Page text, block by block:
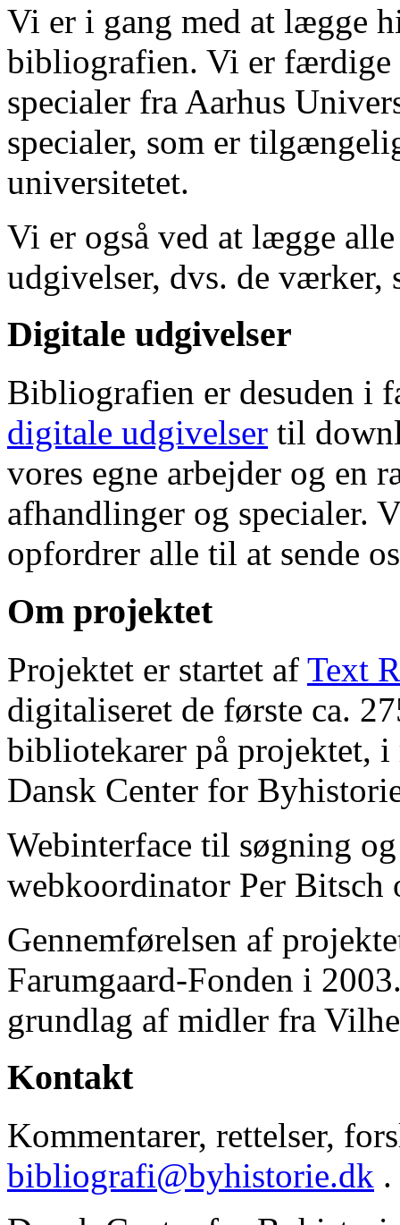
Vi er i gang med at lægge
bibliografien. Vi er færdige
specialer fra Aarhus
specialer, som er
universitetet.
Vi er også ved at lægge
udgivelser, dvs. de værker,
Digitale udgivelser
Bibliografien er desuden i
digitale udgivelser til
vores egne arbejder og en
afhandlinger og specialer.
opfordrer alle til at sende
Om projektet
Projektet er startet af Text
digitaliseret de første ca.
bibliotekarer på projektet, i
Dansk Center for
Webinterface til søgning
webkoordinator Per Bitsch
Gennemførelsen af
Farumgaard-Fonden i
grundlag af midler fra
Kontakt
Kommentarer, rettelser,
bibliografi@byhistorie.dk .